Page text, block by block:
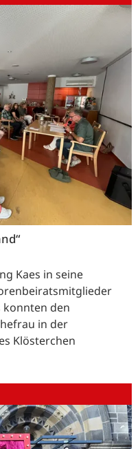
Kaes in seine
konnten den
in der
Klösterchen